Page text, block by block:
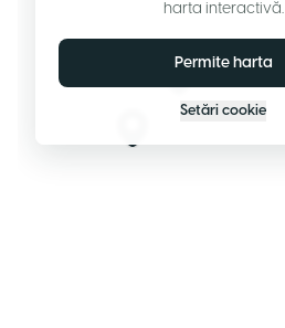
harta interactivă.
Permite harta
Setări cookie